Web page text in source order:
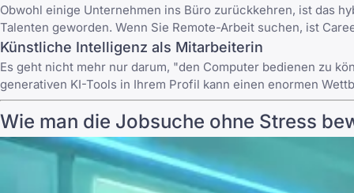
Obwohl einige Unternehmen ins Büro zurückkehren, ist das
Talenten geworden. Wenn Sie Remote-Arbeit suchen, ist
Künstliche Intelligenz als Mitarbeiterin
Es geht nicht mehr nur darum, "den Computer bedienen zu
generativen KI-Tools in Ihrem Profil kann einen enormen
Wie man die Jobsuche ohne Stress